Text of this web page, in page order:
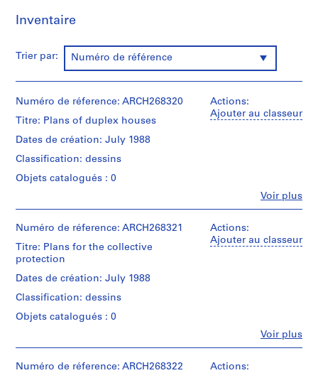
c
c
u
i
e
r
t
V
a
l
l
e
a
,
M
Inventaire
Trier par: Numéro de référence
Actions:
Ajouter au classeur
Voir plus
Numéro de réference: ARCH268320
Titre: Plans of duplex houses
Dates de création: July 1988
Classification: dessins
Objets catalogués : 0
institutions:
&
Herreros
(archive
Quantité
d’objet:
1
Actions:
Ajouter au classeur
Voir plus
Numéro de réference: ARCH268321
Titre: Plans for the collective
protection
Dates de création: July 1988
Classification: dessins
Objets catalogués : 0
institutions:
Actions:
Numéro de réference: ARCH268322